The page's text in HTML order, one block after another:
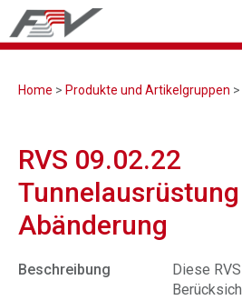
Home > Produkte und Artikelgruppen
RVS 09.02.22
Tunnelausrüstung
Abänderung
Beschreibung
Diese